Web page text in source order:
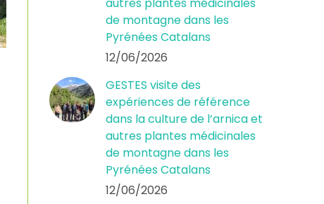
de montagne dans les
Pyrénées Catalans
12/06/2026
GESTES visite des
expériences de référence
dans la culture de l’arnica et
autres plantes médicinales
de montagne dans les
Pyrénées Catalans
12/06/2026